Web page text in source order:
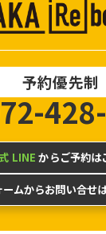
予約優先制
LINE からご予約は
ームからお問い合せ